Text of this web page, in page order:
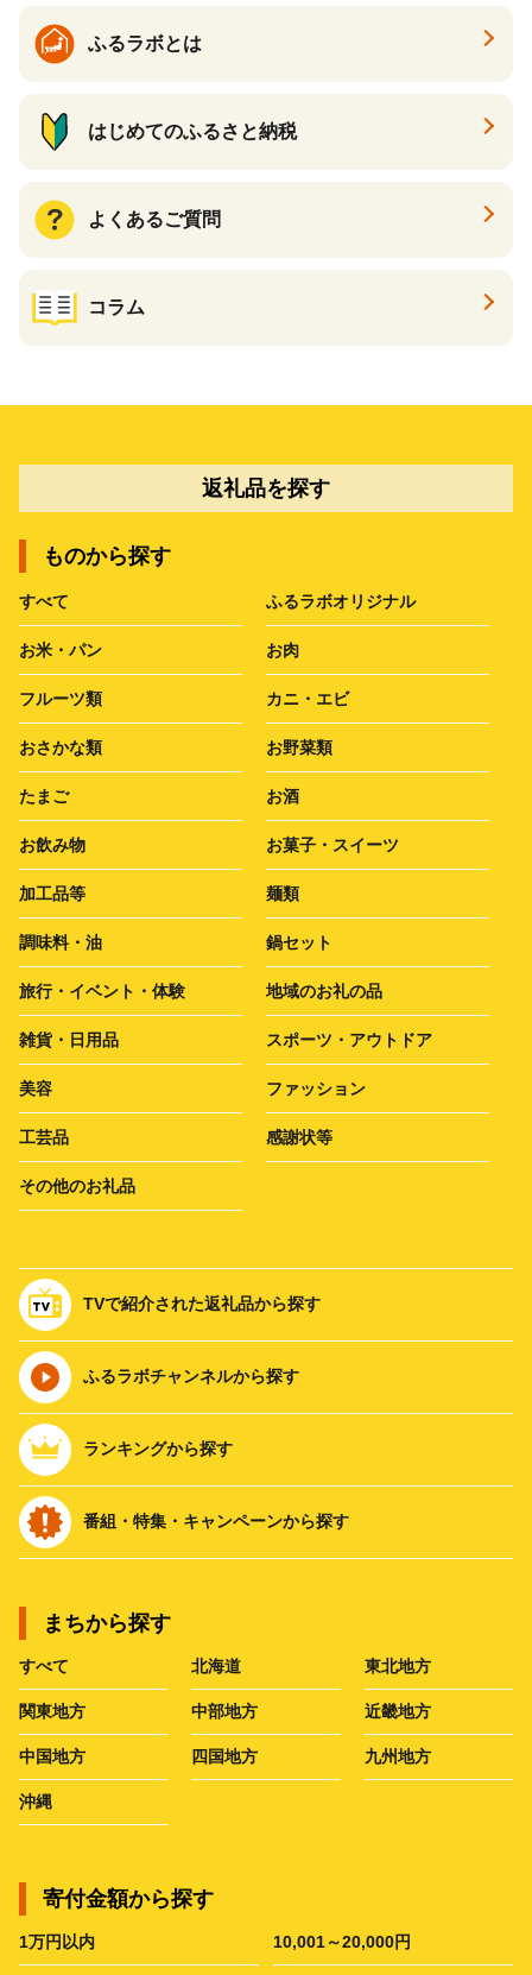
ふるラボとは
はじめてのふるさと納税
よくあるご質問
コラム
返礼品を探す
ものから探す
すべて ふるラボオリジナル
お米・パン お肉
フルーツ類 カニ・エビ
おさかな類 お野菜類
たまご お酒
お飲み物 お菓子・スイーツ
加工品等 麺類
調味料・油 鍋セット
旅行・イベント・体験 地域のお礼の品
雑貨・日用品 スポーツ・アウトドア
美容 ファッション
工芸品 感謝状等
その他のお礼品
TVで紹介された返礼品から探す
ふるラボチャンネルから探す
ランキングから探す
番組・特集・キャンペーンから探す
まちから探す
すべて 北海道 東北地方
関東地方 中部地方 近畿地方
中国地方 四国地方 九州地方
沖縄
寄付金額から探す
1万円以内 10,001～20,000円